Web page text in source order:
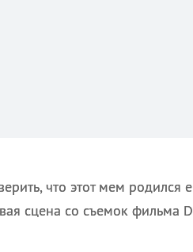
что этот мем
сцена со съемок фильма